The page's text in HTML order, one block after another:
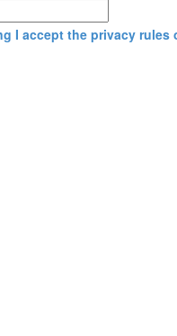
I accept the privacy rules